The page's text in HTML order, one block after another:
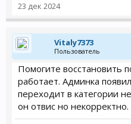
23 дек 2024
Vitaly7373
Пользователь
Помогите восстановить
работает. Админка
переходит в категории
он отвис но некорректно.